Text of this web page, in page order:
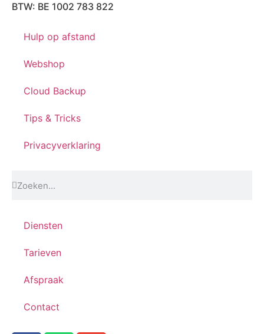
BTW: BE 1002 783 822
Hulp op afstand
Webshop
Cloud Backup
Tips & Tricks
Privacyverklaring
Diensten
Tarieven
Afspraak
Contact